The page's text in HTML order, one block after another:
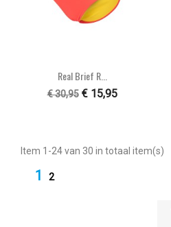
Real Brief R...
€ 30,95 € 15,95
Item 1-24 van 30 in totaal item(s)
1 2